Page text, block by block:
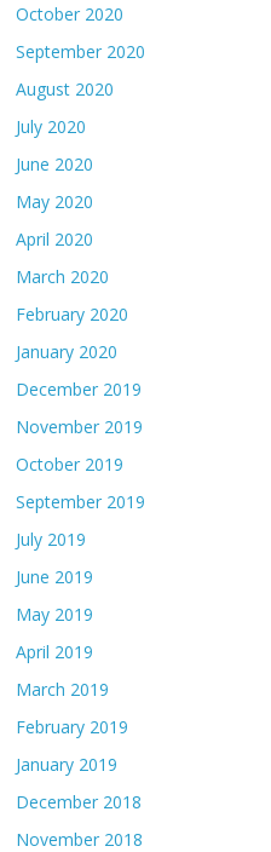
October 2020
September 2020
August 2020
July 2020
June 2020
May 2020
April 2020
March 2020
February 2020
January 2020
December 2019
November 2019
October 2019
September 2019
July 2019
June 2019
May 2019
April 2019
March 2019
February 2019
January 2019
December 2018
November 2018